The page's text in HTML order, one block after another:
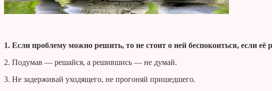
1. Если проблему можно решить, то не стоит о ней беспокоиться, если её
2. Подумав — решайся, а решившись — не думай.
3. Не задерживай уходящего, не прогоняй пришедшего.